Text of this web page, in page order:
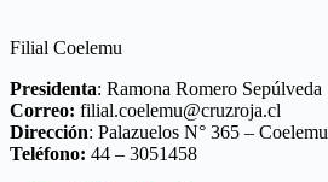
Filial Coelemu
Presidenta: Ramona Romero Sepúlveda
Correo: filial.coelemu@cruzroja.cl
Dirección: Palazuelos N° 365 – Coelemu
Teléfono: 44 – 3051458